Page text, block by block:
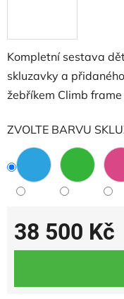
Kompletní sestava
skluzavky a
žebříkem Climb frame
ZVOLTE BARVU
38 500 Kč
Měrná cena: